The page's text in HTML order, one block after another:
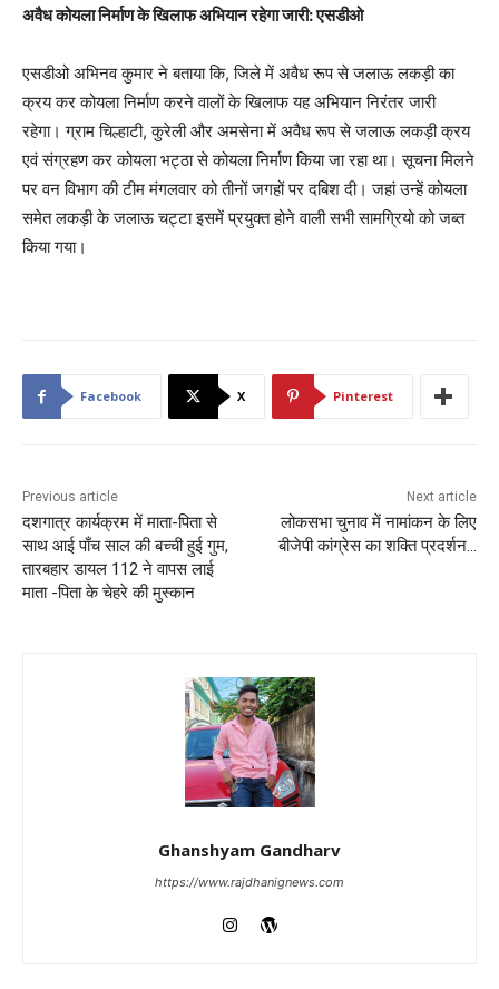
अवैध कोयला निर्माण के खिलाफ अभियान रहेगा जारी: एसडीओ
एसडीओ अभिनव कुमार ने बताया कि, जिले में अवैध रूप से जलाऊ लकड़ी का
क्रय कर कोयला निर्माण करने वालों के खिलाफ यह अभियान निरंतर जारी
रहेगा। ग्राम चिल्हाटी, कुरेली और अमसेना में अवैध रूप से जलाऊ लकड़ी क्रय
एवं संग्रहण कर कोयला भट्ठा से कोयला निर्माण किया जा रहा था। सूचना मिलने
पर वन विभाग की टीम मंगलवार को तीनों जगहों पर दबिश दी। जहां उन्हें कोयला
समेत लकड़ी के जलाऊ चट्टा इसमें प्रयुक्त होने वाली सभी सामग्रियो को जब्त
किया गया।
Facebook X Pinterest
Previous article
दशगात्र कार्यक्रम में माता-पिता से
साथ आई पाँच साल की बच्ची हुई गुम,
तारबहार डायल 112 ने वापस लाई
माता -पिता के चेहरे की मुस्कान
Next article
लोकसभा चुनाव में नामांकन के लिए
बीजेपी कांग्रेस का शक्ति प्रदर्शन…
Ghanshyam Gandharv
https://www.rajdhanignews.com